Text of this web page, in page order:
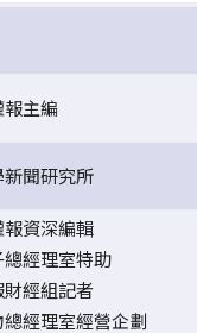
主編
聞研究所
資深編輯
經理室特助
經組記者
經理室經營企劃